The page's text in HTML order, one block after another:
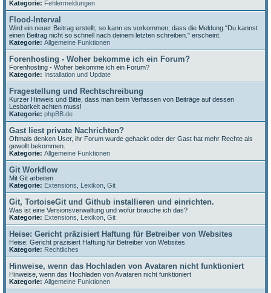
Kategorie: Fehlermeldungen
Flood-Interval
Wird ein neuer Beitrag erstellt, so kann es vorkommen, dass die Meldung "Du kannst
einen Beitrag nicht so schnell nach deinem letzten schreiben." erscheint.
Kategorie: Allgemeine Funktionen
Forenhosting - Woher bekomme ich ein Forum?
Forenhosting - Woher bekomme ich ein Forum?
Kategorie: Installation und Update
Fragestellung und Rechtschreibung
Kurzer Hinweis und Bitte, dass man beim Verfassen von Beiträge auf dessen
Lesbarkeit achten muss!
Kategorie: phpBB.de
Gast liest private Nachrichten?
Oftmals denken User, ihr Forum wurde gehackt oder der Gast hat mehr Rechte als
gewollt bekommen.
Kategorie: Allgemeine Funktionen
Git Workflow
Mit Git arbeiten
Kategorie: Extensions Lexikon Git
Git, TortoiseGit und Github installieren und einrichten.
Was ist eine Versionsverwaltung und wofür brauche ich das?
Kategorie: Extensions Lexikon Git
Heise: Gericht präzisiert Haftung für Betreiber von Websites
Heise: Gericht präzisiert Haftung für Betreiber von Websites
Kategorie: Rechtliches
Hinweise, wenn das Hochladen von Avataren nicht funktioniert
Hinweise, wenn das Hochladen von Avataren nicht funktioniert
Kategorie: Allgemeine Funktionen